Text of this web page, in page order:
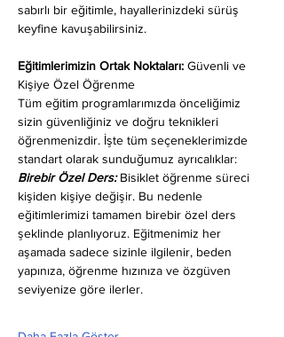
sabırlı bir eğitimle, hayallerinizdeki sürüş
keyfine kavuşabilirsiniz.
Eğitimlerimizin Ortak Noktaları: Güvenli ve
Kişiye Özel Öğrenme
Tüm eğitim programlarımızda önceliğimiz
sizin güvenliğiniz ve doğru teknikleri
öğrenmenizdir. İşte tüm seçeneklerimizde
standart olarak sunduğumuz ayrıcalıklar:
Birebir Özel Ders: Bisiklet öğrenme süreci
kişiden kişiye değişir. Bu nedenle
eğitimlerimizi tamamen birebir özel ders
şeklinde planlıyoruz. Eğitmenimiz her
aşamada sadece sizinle ilgilenir, beden
yapınıza, öğrenme hızınıza ve özgüven
seviyenize göre ilerler.